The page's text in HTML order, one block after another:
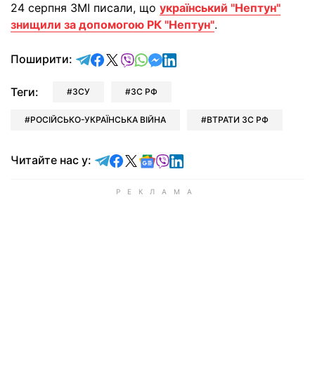
24 серпня ЗМІ писали, що український "Нептун"
знищили за допомогою РК "Нептун".
Поширити: відправити у Telegram
поділитись у Facebook
поділитись у X
відправити у Viber
відправити у Whatsapp
відправити у Messenger
відправити у LinkedIn
Теги: ЗСУ ЗС РФ
РОСІЙСЬКО-УКРАЇНСЬКА ВІЙНА ВТРАТИ ЗС РФ
Читайте нас у: Читайте у Telegram
Читайте у Facebook
Читайте у X
Читайте у Google news
Читайте у Viber
Читайте у LinkedIn